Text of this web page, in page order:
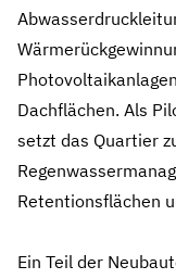
Dachflächen. Als
setzt das Quartier
Retentionsflächen
Ein Teil der